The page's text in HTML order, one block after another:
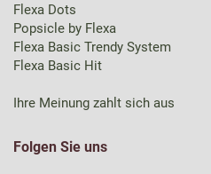
Flexa Dots
Popsicle by Flexa
Flexa Basic Trendy System
Flexa Basic Hit
Ihre Meinung zahlt sich aus
Folgen Sie uns